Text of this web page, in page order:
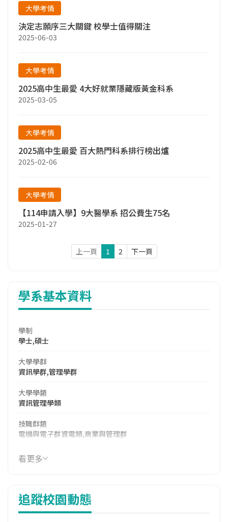
大學考情
決定志願序三大關鍵 校學士值得關注
2025-06-03
大學考情
2025高中生最愛 4大好就業隱藏版黃金科系
2025-03-05
大學考情
2025高中生最愛 百大熱門科系排行榜出爐
2025-02-06
大學考情
【114申請入學】9大醫學系 招公費生75名
2025-01-27
上一頁 1 2 下一頁
學系基本資料
學制
學士,碩士
大學學群
資訊學群,管理學群
大學學類
資訊管理學類
技職群類
電機與電子群資電類,商業與管理群
114年學費
31,520 元/學期
7,008 元/學期
114年註冊率
看更多
追蹤校園動態